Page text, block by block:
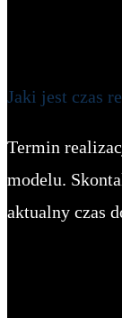
Jaki jest czas
Termin
modelu.
aktualny czas